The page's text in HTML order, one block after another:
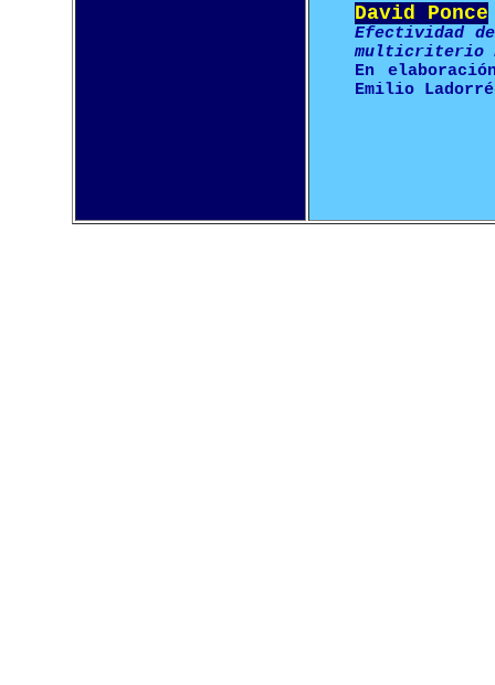
David Ponce
Efectividad
multicriterio
En
Emilio